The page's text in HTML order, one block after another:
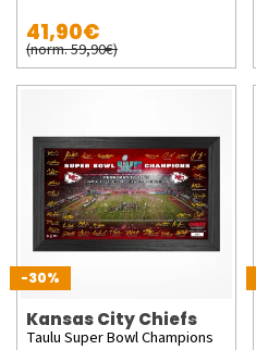
41,90€
(norm. 59,90€)
-30%
Kansas City Chiefs
Taulu Super Bowl Champions